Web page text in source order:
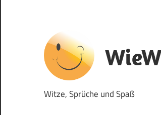
springen
Witze, Sprüche und Spaß